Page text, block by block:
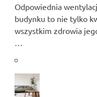
Odpowiednia
budynku to nie tylko
wszystkim zdrowia